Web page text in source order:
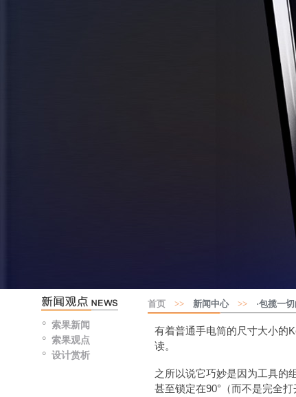
索果新闻
索果观点
设计赏析
首页 >>新闻中心 >>·包揽一切
有着普通手电筒的尺寸大小的
读。
之所以说它巧妙是因为工具的
甚至锁定在90°（而不是完全